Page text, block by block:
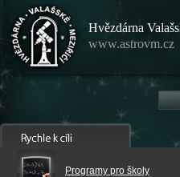
Hvězdárna
www.astrovm.cz
Programy pro školy